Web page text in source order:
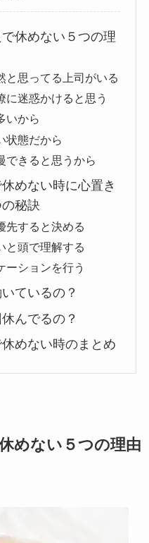
休めない５つの理
と思ってる上司がいる
に迷惑かけると思う
いから
状態だから
できると思うから
めない時に心置き
秘訣
先すると決める
と頭で理解する
ーションを行う
ているの？
んでるの？
めない時のまとめ
めない５つの理由